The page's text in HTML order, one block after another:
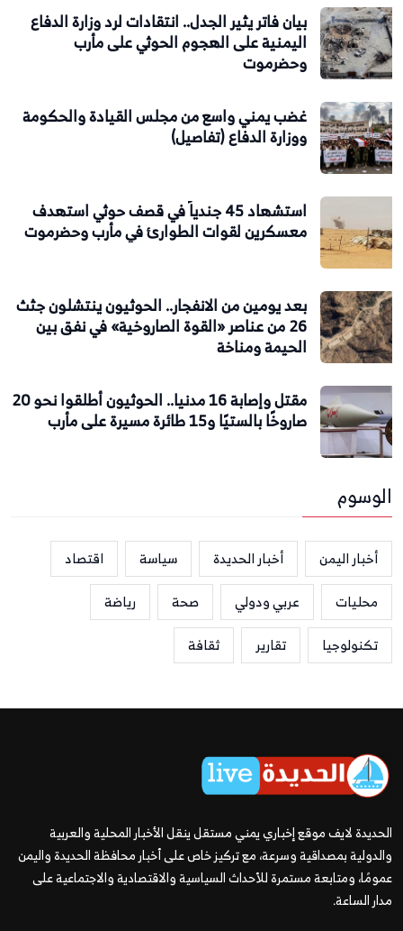
بيان فاتر يثير الجدل.. انتقادات لرد وزارة الدفاع
اليمنية على الهجوم الحوثي على مأرب
وحضرموت
غضب يمني واسع من مجلس القيادة والحكومة
ووزارة الدفاع (تفاصيل)
استشهاد 45 جندياً في قصف حوثي استهدف
معسكرين لقوات الطوارئ في مأرب وحضرموت
بعد يومين من الانفجار.. الحوثيون ينتشلون جثث
26 من عناصر «القوة الصاروخية» في نفق بين
الحيمة ومناخة
مقتل وإصابة 16 مدنيا.. الحوثيون أطلقوا نحو 20
صاروخًا بالستيًا و15 طائرة مسيرة على مأرب
الوسوم
أخبار اليمن أخبار الحديدة سياسة
اقتصاد
محليات
عربي ودولي صحة
رياضة
تكنولوجيا
تقارير ثقافة
الحديدة لايف موقع إخباري يمني مستقل ينقل الأخبار المحلية والعربية
والدولية بمصداقية وسرعة، مع تركيز خاص على أخبار محافظة الحديدة واليمن
عمومًا، ومتابعة مستمرة للأحداث السياسية والاقتصادية والاجتماعية على
مدار الساعة.